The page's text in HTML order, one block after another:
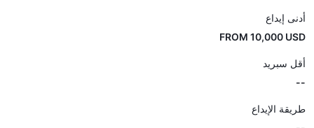
أدنى إيداع
FROM 10,000 USD
أقل سبريد
--
طريقة الإيداع